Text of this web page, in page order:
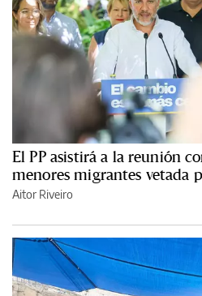
El PP asistirá a la reunión
menores migrantes vetada
Aitor Riveiro